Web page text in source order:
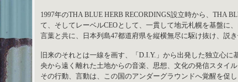
1997年のTHA BLUE HERB RECORDINGS設立時から、THA
て、そしてレーベルCEOとして、一貫して地元札幌を基盤に
言葉と共に、日本列島47都道府県を縦横無尽に駆け抜け、説き
旧来のそれとは一線を画す、「D.I.Y.」から出発した独立心に
央から遠く離れた土地からの音楽、思想、文化の発信スタイ
その行動、言動は、この国のアンダーグラウンドへ覚醒を促